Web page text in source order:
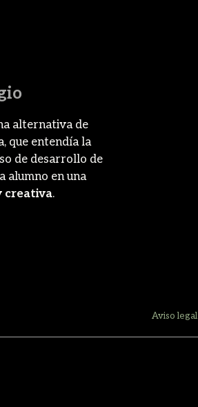
alternativa de
que entendía la
de desarrollo de
alumno en una
creativa.
Aviso legal